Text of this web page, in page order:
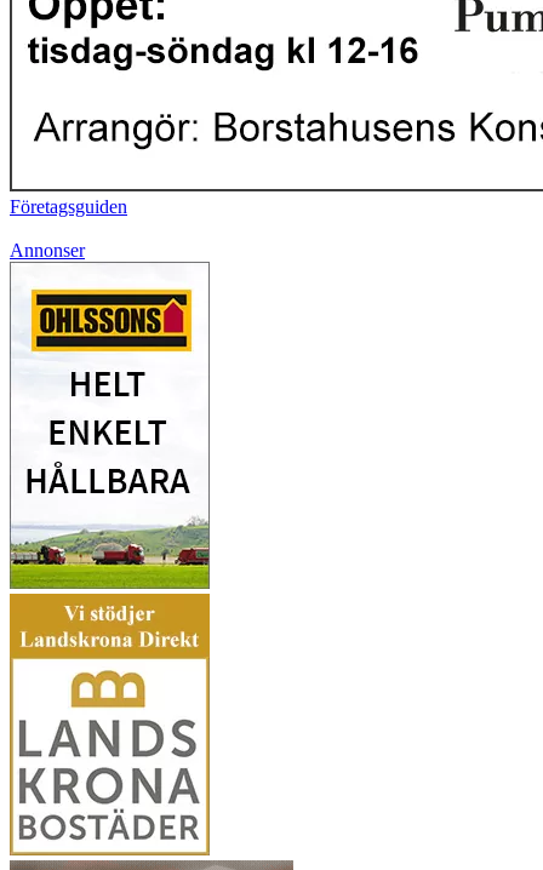
Företagsguiden
Annonser